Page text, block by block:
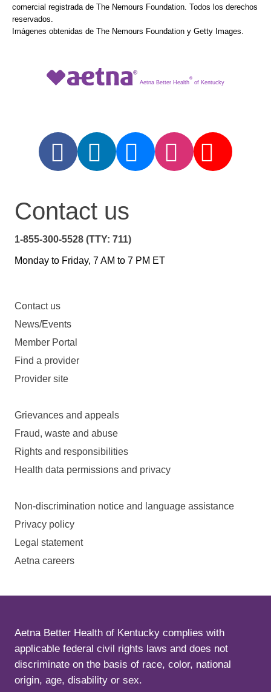
comercial registrada de The Nemours Foundation. Todos los derechos
reservados.
Imágenes obtenidas de The Nemours Foundation y Getty Images.
Aetna Better Health
®
of Kentucky
Contact us
1-855-300-5528 (TTY: 711)
Monday to Friday, 7 AM to 7 PM ET
Contact us
News/Events
Member Portal
Find a provider
Provider site
Grievances and appeals
Fraud, waste and abuse
Rights and responsibilities
Health data permissions and privacy
Non-discrimination notice and language assistance
Privacy policy
Legal statement
Aetna careers
Aetna Better Health of Kentucky complies with
applicable federal civil rights laws and does not
discriminate on the basis of race, color, national
origin, age, disability or sex.